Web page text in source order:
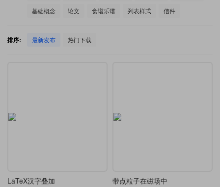
基础概念
论文 食谱乐谱 列表样式 信件
排序: 最新发布 热门下载
LaTeX汉字叠加 带点粒子在磁场中